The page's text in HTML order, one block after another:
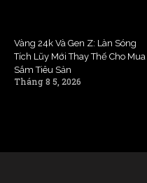
Vàng 24k Và Gen Z: Làn Sóng
Tích Lũy Mới Thay Thế Cho Mua
Sắm Tiêu Sản
Tháng 8 5, 2026